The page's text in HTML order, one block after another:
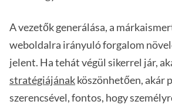
A vezetők generálása, a
weboldalra irányuló forgalom
jelent. Ha tehát végül sikerrel jár,
stratégiájánakköszönhetően, akár
szerencsével, fontos, hogy